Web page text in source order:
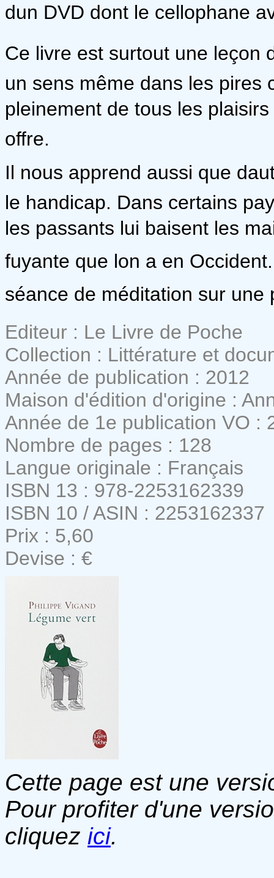
dun DVD dont le cellophane
Ce livre est surtout une leçon
un sens même dans les pires
pleinement de tous les
offre.
Il nous apprend aussi que
le handicap. Dans certains
les passants lui baisent les
fuyante que lon a en
séance de méditation sur une
Editeur : Le Livre de Poche
Collection : Littérature et
Année de publication : 2012
Maison d'édition d'origine :
Année de 1e publication VO :
Nombre de pages : 128
Langue originale : Français
ISBN 13 : 978-2253162339
ISBN 10 / ASIN : 2253162337
Prix : 5,60
Devise : €
Cette page est une
Pour profiter d'une
cliquez ici.